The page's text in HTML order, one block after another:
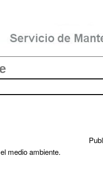
medio ambiente.